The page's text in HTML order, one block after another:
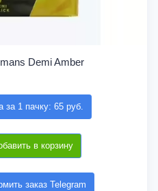
Demi Amber
за 1 пачку: 65 руб.
в корзину
заказ Telegram